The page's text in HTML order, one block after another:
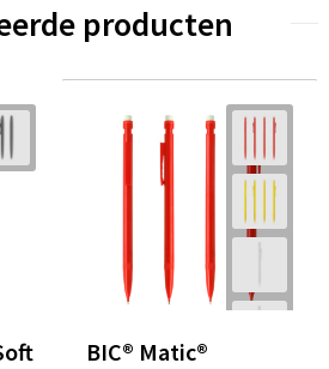
producten
BIC® Matic®